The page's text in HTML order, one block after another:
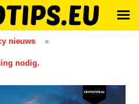
nieuws »
nodig.